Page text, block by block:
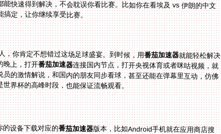
搞定，让你继续享受比赛。
，你肯定不想错过这场足球盛宴。到时候，用番茄加速器就能轻松解决
晚上，打开番茄加速器连接国内节点，打开央视体育或者咪咕视频，就
能看到中国队（假设晋级）的比赛，听到国内解说员的激情解说，和国内的朋友同步看球，甚至还能在弹幕里互动，仿佛
界杯的高峰时段，也能保证流畅观看。
的设备下载对应的番茄加速器版本，比如Android手机就在应用商店搜
索，Windows电脑就在官网下载。安装完成后打开，选择“回国加速”模式，番茄会自动推荐最优线路，你只需要点击连接
就可以了。连接成功后，打开你常用的国内直播平台，比如腾讯体育或者咪咕视频，搜索你想看的赛事，比如德国 vs 科
特迪瓦、哥伦比亚 vs 乌兹别克斯坦，就能直接播放，不会有地区限制的提示。如果想找埃及 vs 伊朗的中文解说，直接在